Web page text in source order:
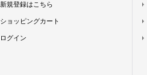
新規登録はこちら
ショッピングカート
ログイン